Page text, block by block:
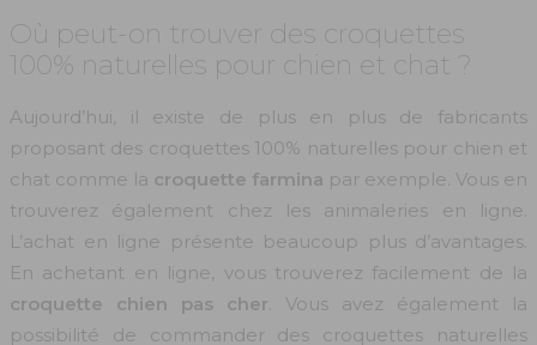
Où peut-on trouver des croquettes
100% naturelles pour chien et chat ?
Aujourd’hui, il existe de plus en plus de fabricants
proposant des croquettes 100% naturelles pour chien et
chat comme la croquette farmina par exemple. Vous en
trouverez également chez les animaleries en ligne.
L’achat en ligne présente beaucoup plus d’avantages.
En achetant en ligne, vous trouverez facilement de la
croquette chien pas cher. Vous avez également la
possibilité de commander des croquettes naturelles